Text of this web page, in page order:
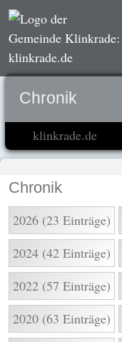
Chronik
klinkrade.de
Chronik
2026 (23 Einträge)
2024 (42 Einträge)
2022 (57 Einträge)
2020 (63 Einträge)